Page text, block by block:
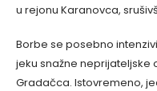
u rejonu Karanovca,
Borbe se posebno
jeku snažne neprijateljske
Gradačca. Istovremeno,